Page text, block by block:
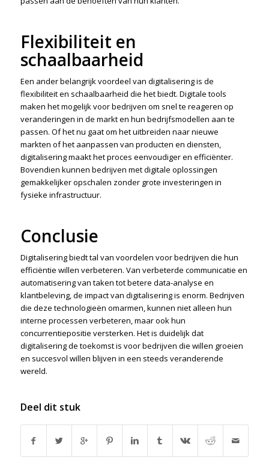
Flexibiliteit en
schaalbaarheid
Een ander belangrijk voordeel van digitalisering is de
flexibiliteit en schaalbaarheid die het biedt. Digitale tools
maken het mogelijk voor bedrijven om snel te reageren op
veranderingen in de markt en hun bedrijfsmodellen aan te
passen. Of het nu gaat om het uitbreiden naar nieuwe
markten of het aanpassen van producten en diensten,
digitalisering maakt het proces eenvoudiger en efficiënter.
Bovendien kunnen bedrijven met digitale oplossingen
gemakkelijker opschalen zonder grote investeringen in
fysieke infrastructuur.
Conclusie
Digitalisering biedt tal van voordelen voor bedrijven die hun
efficiëntie willen verbeteren. Van verbeterde communicatie en
automatisering van taken tot betere data-analyse en
klantbeleving, de impact van digitalisering is enorm. Bedrijven
die deze technologieën omarmen, kunnen niet alleen hun
interne processen verbeteren, maar ook hun
concurrentiepositie versterken. Het is duidelijk dat
digitalisering de toekomst is voor bedrijven die willen groeien
en succesvol willen blijven in een steeds veranderende
wereld.
Deel dit stuk